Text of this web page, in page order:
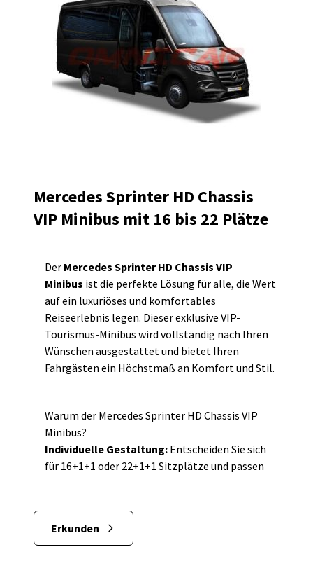
Mercedes Sprinter HD Chassis
VIP Minibus mit 16 bis 22 Plätze
Der Mercedes Sprinter HD Chassis VIP
Minibus ist die perfekte Lösung für alle, die Wert
auf ein luxuriöses und komfortables
Reiseerlebnis legen. Dieser exklusive VIP-
Tourismus-Minibus wird vollständig nach Ihren
Wünschen ausgestattet und bietet Ihren
Fahrgästen ein Höchstmaß an Komfort und Stil.
Warum der Mercedes Sprinter HD Chassis VIP
Minibus?
Individuelle Gestaltung: Entscheiden Sie sich
für 16+1+1 oder 22+1+1 Sitzplätze und passen
Luxuriöser Komfort:
nach hinten verstellbar sind, breite Armlehnen,
Klapptische und Fußrasten sorgen für ein
Erkunden